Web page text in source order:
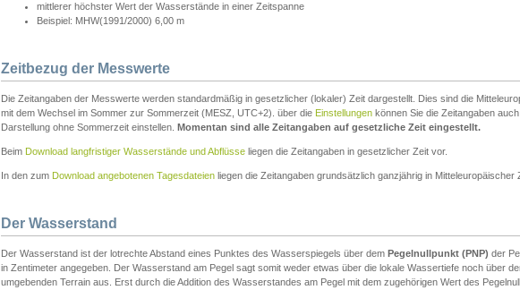
mittlerer höchster Wert der Wasserstände in einer Zeitspanne
Beispiel: MHW(1991/2000) 6,00 m
Zeitbezug der Messwerte
Die Zeitangaben der Messwerte werden standardmäßig in gesetzlicher (lokaler) Zeit dargestellt. Dies sind die
mit dem Wechsel im Sommer zur Sommerzeit (MESZ, UTC+2). über die Einstellungen können Sie die Zeitangaben
Darstellung ohne Sommerzeit einstellen. Momentan sind alle Zeitangaben auf gesetzliche Zeit eingestellt.
Beim Download langfristiger Wasserstände und Abflüsse liegen die Zeitangaben in gesetzlicher Zeit vor.
In den zum Download angebotenen Tagesdateien liegen die Zeitangaben grundsätzlich ganzjährig in Mitteleuropäischer
Der Wasserstand
Der Wasserstand ist der lotrechte Abstand eines Punktes des Wasserspiegels über dem Pegelnullpunkt (PNP) der
in Zentimeter angegeben. Der Wasserstand am Pegel sagt somit weder etwas über die lokale Wassertiefe noch über
umgebenden Terrain aus. Erst durch die Addition des Wasserstandes am Pegel mit dem zugehörigen Wert des